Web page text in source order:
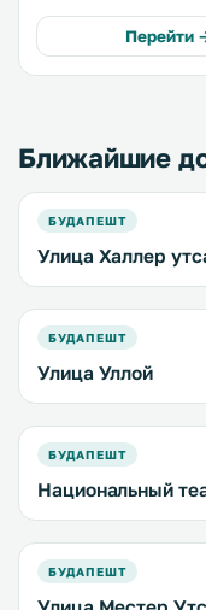
музея и в 2,4 км от
Геллерт. Повсеместно действует
бесплатный Wi-Fi. Кухня оснащена
Перейти
Ближайшие
БУДАПЕШТ
Улица Халлер
БУДАПЕШТ
Улица Уллой
БУДАПЕШТ
Национальный
БУДАПЕШТ